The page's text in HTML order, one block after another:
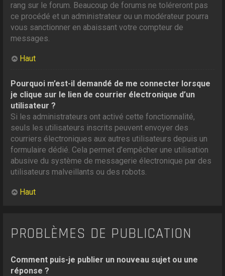
rang sur le forum. Beaucoup de forums ne toléreront pas
ce procédé et un administrateur ou un modérateur pourra
vous sanctionner en abaissant votre compteur de
messages.
Haut
Pourquoi m’est-il demandé de me connecter lorsque
je clique sur le lien de courrier électronique d’un
utilisateur ?
Si les administrateurs ont activé cette fonctionnalité,
seuls les utilisateurs inscrits peuvent envoyer des
courriers électroniques aux autres utilisateurs depuis un
formulaire dédié. Cela permet d’empêcher une utilisation
abusive du système de messagerie électronique par des
utilisateurs malveillants ou des robots.
Haut
PROBLÈMES DE PUBLICATION
Comment puis-je publier un nouveau sujet ou une
réponse ?